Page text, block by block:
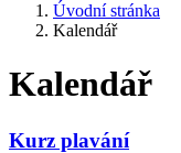
Úvodní stránka
Kalendář
Kalendář
Kurz plavání